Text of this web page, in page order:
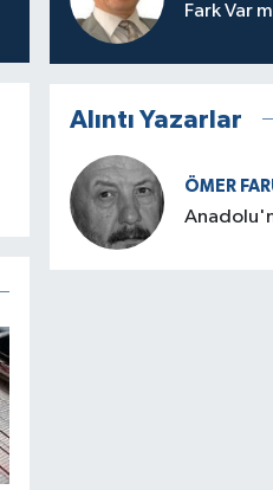
Fark Var
Alıntı Yazarlar
ÖMER